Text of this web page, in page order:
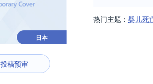
日本
投稿预审
热门主题： 婴儿死